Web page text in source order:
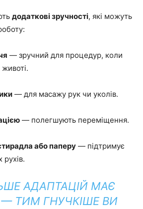
додаткові зручності, які можуть
— зручний для процедур, коли
— для масажу рук чи уколів.
— полегшують переміщення.
або паперу — підтримує
рухів.
АДАПТАЦІЙ МАЄ
ТИМ ГНУЧКІШЕ ВИ